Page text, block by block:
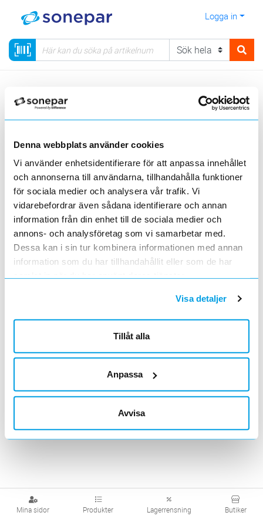
Denna webbplats använder cookies
Vi använder enhetsidentifierare för att anpassa innehållet
och annonserna till användarna, tillhandahålla funktioner
för sociala medier och analysera vår trafik. Vi
vidarebefordrar även sådana identifierare och annan
information från din enhet till de sociala medier och
annons- och analysföretag som vi samarbetar med.
Dessa kan i sin tur kombinera informationen med annan
information som du har tillhandahållit eller som de har
samlat in när du har använt deras tjänster.
Visa detaljer
Tillåt alla
Anpassa
Avvisa
Logga in
Mina sidor Produkter Lagerrensning Butiker
Visa produkter från alla underliggande kategorier
Signallampor
Visa produkter från alla underliggande kategorier